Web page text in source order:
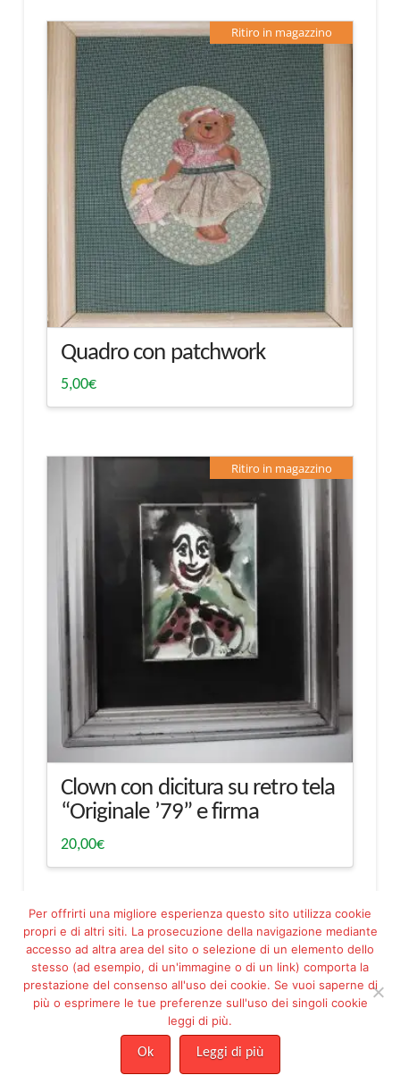
Ritiro in magazzino
Quadro con patchwork
5,00€
Ritiro in magazzino
Clown con dicitura su retro tela
“Originale ’79” e firma
20,00€
Facebook
Pinterest
ASSOCIAZIONE PROGETTO ESSERE MARIA FILIPPETTO ODV - ETS -
Risoluzione online delle controversie| Condizioni di Vendita
Per offrirti una migliore esperienza questo sito utilizza cookie
propri e di altri siti. La prosecuzione della navigazione mediante
accesso ad altra area del sito o selezione di un elemento dello
stesso (ad esempio, di un'immagine o di un link) comporta la
prestazione del consenso all'uso dei cookie. Se vuoi saperne di
più o esprimere le tue preferenze sull'uso dei singoli cookie
leggi di più.
Ok Leggi di più